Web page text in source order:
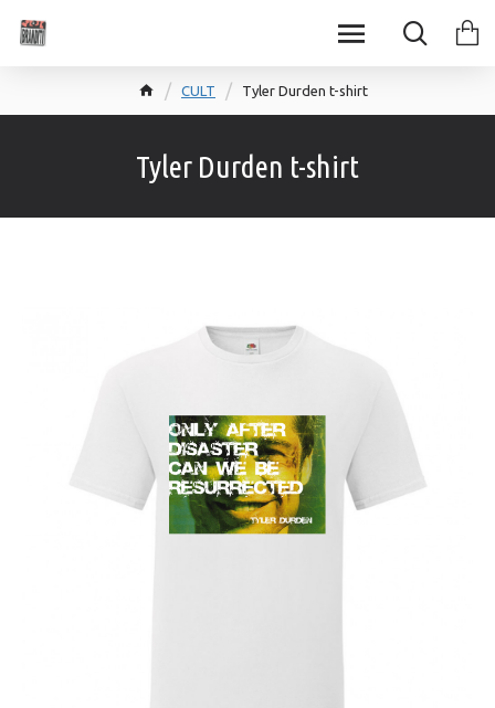
CULT Tyler Durden t-shirt
Tyler Durden t-shirt